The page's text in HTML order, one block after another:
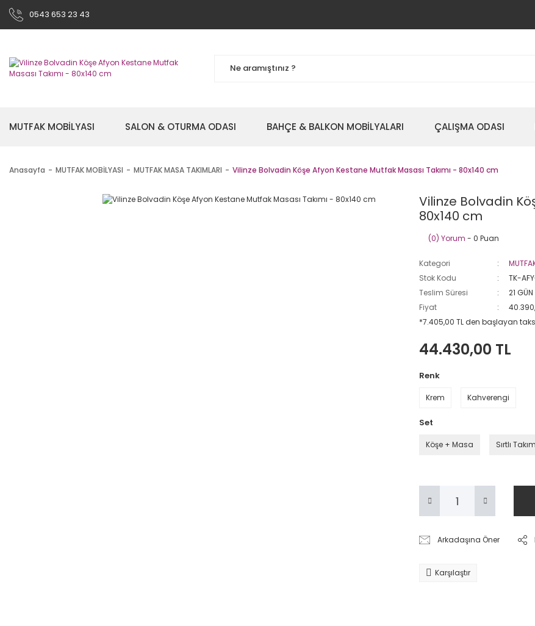
0543 653 23 43
MUTFAK MOBİLYASI SALON & OTURMA ODASI BAHÇE & BALKON MOBİLYALARI ÇALIŞMA ODASI
Anasayfa MUTFAK MOBİLYASI MUTFAK MASA TAKIMLARI Vilinze Bolvadin Köşe Afyon Kestane Mutfak Masası Takımı - 80x140 cm
Vilinze Bolvadin
80x140 cm
(0) Yorum - 0 Puan
Kategori
Stok Kodu
TK-
Teslim Süresi
21 GÜN
Fiyat
*7.405,00 TL den başlayan
44.430,00 TL
Renk
Krem Kahverengi
Set
Köşe + Masa Sırtlı Takım
Arkadaşına Öner
Karşılaştır